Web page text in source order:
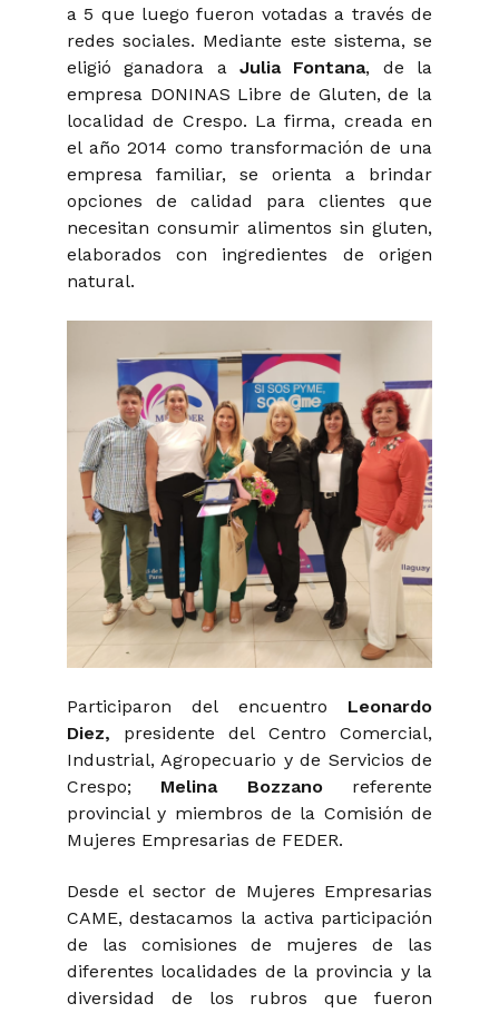
a 5 que luego fueron votadas a través de
redes sociales. Mediante este sistema, se
eligió ganadora a Julia Fontana, de la
empresa DONINAS Libre de Gluten, de la
localidad de Crespo. La firma, creada en
el año 2014 como transformación de una
empresa familiar, se orienta a brindar
opciones de calidad para clientes que
necesitan consumir alimentos sin gluten,
elaborados con ingredientes de origen
natural.
Participaron del encuentro Leonardo
Diez, presidente del Centro Comercial,
Industrial, Agropecuario y de Servicios de
Crespo; Melina Bozzanoreferente
provincial y miembros de la Comisión de
Mujeres Empresarias de FEDER.
Desde el sector de Mujeres Empresarias
CAME, destacamos la activa participación
de las comisiones de mujeres de las
diferentes localidades de la provincia y la
diversidad de los rubros que fueron